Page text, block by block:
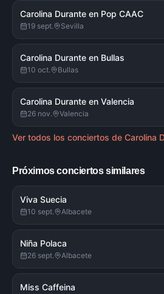
Carolina Durante en Pop CAAC
19 sept. Sevilla
Carolina Durante en Bullas
10 oct. Bullas
Carolina Durante en Valencia
26 nov. Valencia
Ver todos los conciertos de Carolina
Próximos conciertos similares
Viva Suecia
10 sept. Albacete
Niña Polaca
26 sept. Albacete
Miss Caffeina